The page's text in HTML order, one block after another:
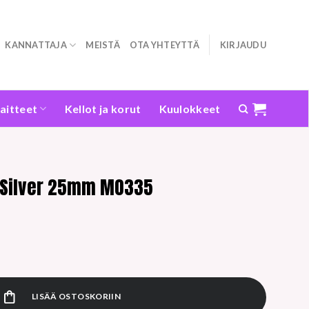
KANNATTAJA MEISTÄ OTA YHTEYTTÄ KIRJAUDU
Kellot ja korut Kuulokkeet
25mm MO335
LISÄÄ OSTOSKORIIN